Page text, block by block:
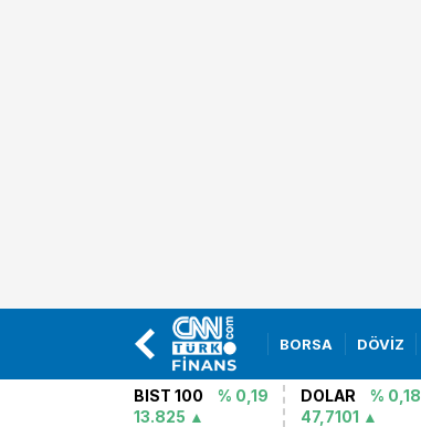
BORSA DÖVİZ
BIST 100
% 0,19
13.825
DOLAR
% 0,18
47,7101